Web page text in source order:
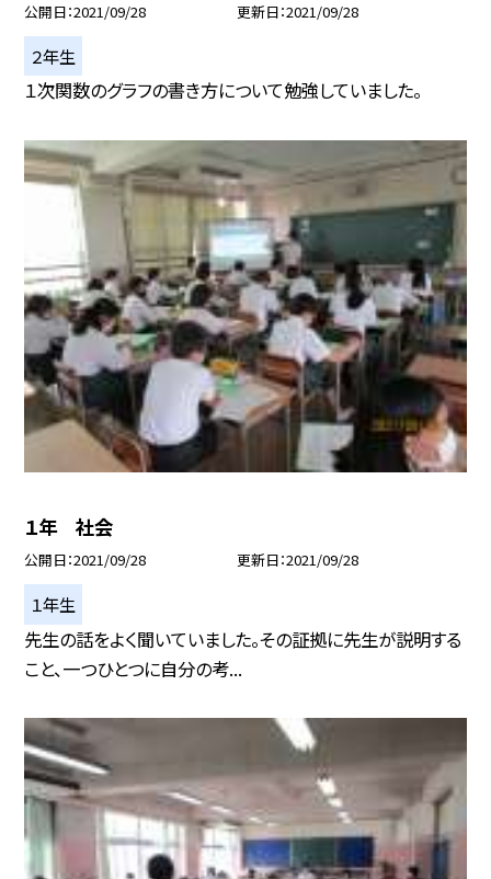
公開日 2021/09/28 更新日 2021/09/28
２年生
１次関数のグラフの書き方について勉強していました。
１年 社会
公開日 2021/09/28 更新日 2021/09/28
１年生
先生の話をよく聞いていました。その証拠に先生が説明する
こと、一つひとつに自分の考...